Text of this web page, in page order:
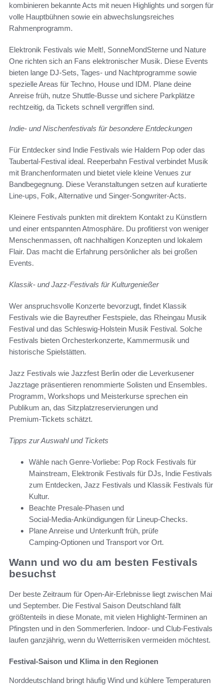
kombinieren bekannte Acts mit neuen Highlights und sorgen für
volle Hauptbühnen sowie ein abwechslungsreiches
Rahmenprogramm.
Elektronik Festivals wie Melt!, SonneMondSterne und Nature
One richten sich an Fans elektronischer Musik. Diese Events
bieten lange DJ‑Sets, Tages‑ und Nachtprogramme sowie
spezielle Areas für Techno, House und IDM. Plane deine
Anreise früh, nutze Shuttle‑Busse und sichere Parkplätze
rechtzeitig, da Tickets schnell vergriffen sind.
Indie- und Nischenfestivals für besondere Entdeckungen
Für Entdecker sind Indie Festivals wie Haldern Pop oder das
Taubertal‑Festival ideal. Reeperbahn Festival verbindet Musik
mit Branchenformaten und bietet viele kleine Venues zur
Bandbegegnung. Diese Veranstaltungen setzen auf kuratierte
Line‑ups, Folk, Alternative und Singer‑Songwriter‑Acts.
Kleinere Festivals punkten mit direktem Kontakt zu Künstlern
und einer entspannten Atmosphäre. Du profitierst von weniger
Menschenmassen, oft nachhaltigen Konzepten und lokalem
Flair. Das macht die Erfahrung persönlicher als bei großen
Events.
Klassik- und Jazz-Festivals für Kulturgenießer
Wer anspruchsvolle Konzerte bevorzugt, findet Klassik
Festivals wie die Bayreuther Festspiele, das Rheingau Musik
Festival und das Schleswig‑Holstein Musik Festival. Solche
Festivals bieten Orchesterkonzerte, Kammermusik und
historische Spielstätten.
Jazz Festivals wie Jazzfest Berlin oder die Leverkusener
Jazztage präsentieren renommierte Solisten und Ensembles.
Programm, Workshops und Meisterkurse sprechen ein
Publikum an, das Sitzplatzreservierungen und
Premium‑Tickets schätzt.
Tipps zur Auswahl und Tickets
Wähle nach Genre‑Vorliebe: Pop Rock Festivals für
Mainstream, Elektronik Festivals für DJs, Indie Festivals
zum Entdecken, Jazz Festivals und Klassik Festivals für
Kultur.
Beachte Presale‑Phasen und
Social‑Media‑Ankündigungen für Lineup‑Checks.
Plane Anreise und Unterkunft früh, prüfe
Camping‑Optionen und Transport vor Ort.
Wann und wo du am besten Festivals
besuchst
Der beste Zeitraum für Open-Air-Erlebnisse liegt zwischen Mai
und September. Die Festival Saison Deutschland fällt
größtenteils in diese Monate, mit vielen Highlight-Terminen an
Pfingsten und in den Sommerferien. Indoor- und Club-Festivals
laufen ganzjährig, wenn du Wetterrisiken vermeiden möchtest.
Festival-Saison und Klima in den Regionen
Norddeutschland bringt häufig Wind und kühlere Temperaturen